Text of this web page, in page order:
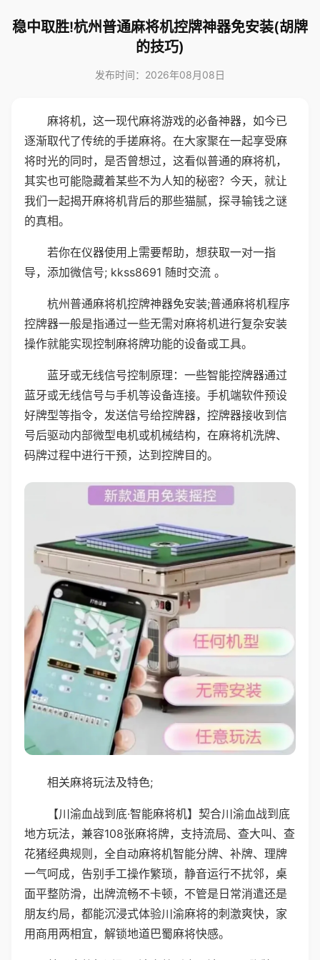
稳中取胜!杭州普通麻将机控牌神器免安装(胡牌
的技巧)
发布时间：2026年08月08日
麻将机，这一现代麻将游戏的必备神器，如今已
逐渐取代了传统的手搓麻将。在大家聚在一起享受麻
将时光的同时，是否曾想过，这看似普通的麻将机，
其实也可能隐藏着某些不为人知的秘密？今天，就让
我们一起揭开麻将机背后的那些猫腻，探寻输钱之谜
的真相。
若你在仪器使用上需要帮助，想获取一对一指
导，添加微信号; kkss8691 随时交流 。
杭州普通麻将机控牌神器免安装;普通麻将机程序
控牌器一般是指通过一些无需对麻将机进行复杂安装
操作就能实现控制麻将牌功能的设备或工具。
蓝牙或无线信号控制原理：一些智能控牌器通过
蓝牙或无线信号与手机等设备连接。手机端软件预设
好牌型等指令，发送信号给控牌器，控牌器接收到信
号后驱动内部微型电机或机械结构，在麻将机洗牌、
码牌过程中进行干预，达到控牌目的。
相关麻将玩法及特色;
【川渝血战到底·智能麻将机】契合川渝血战到底
地方玩法，兼容108张麻将牌，支持流局、查大叫、查
花猪经典规则，全自动麻将机智能分牌、补牌、理牌
一气呵成，告别手工操作繁琐，静音运行不扰邻，桌
面平整防滑，出牌流畅不卡顿，不管是日常消遣还是
朋友约局，都能沉浸式体验川渝麻将的刺激爽快，家
用商用两相宜，解锁地道巴蜀麻将快感。